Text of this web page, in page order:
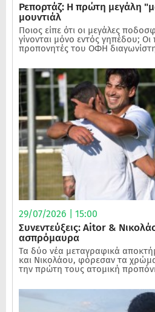
Ρεπορτάζ: Η πρώτη μεγάλη
μουντιάλ
Ποιος είπε ότι οι μεγάλες
γίνονται μόνο εντός γηπέδου;
προπονητές του ΟΦΗ
29/07/2026 | 15:00
Συνεντεύξεις: Aitor &
ασπρόμαυρα
Τα δύο νέα μεταγραφικά
και Νικολάου, φόρεσαν τα
την πρώτη τους ατομική